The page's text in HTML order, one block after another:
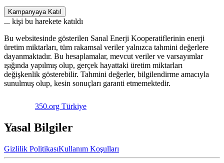
Kampanyaya Katıl
... kişi bu harekete katıldı
Bu websitesinde gösterilen Sanal Enerji Kooperatiflerinin enerji
üretim miktarları, tüm rakamsal veriler yalnızca tahmini değerlere
dayanmaktadır. Bu hesaplamalar, mevcut veriler ve varsayımlar
ışığında yapılmış olup, gerçek hayattaki üretim miktarları
değişkenlik gösterebilir. Tahmini değerler, bilgilendirme amacıyla
sunulmuş olup, kesin sonuçları garanti etmemektedir.
350.org Türkiye
Yasal Bilgiler
Gizlilik PolitikasıKullanım Koşulları